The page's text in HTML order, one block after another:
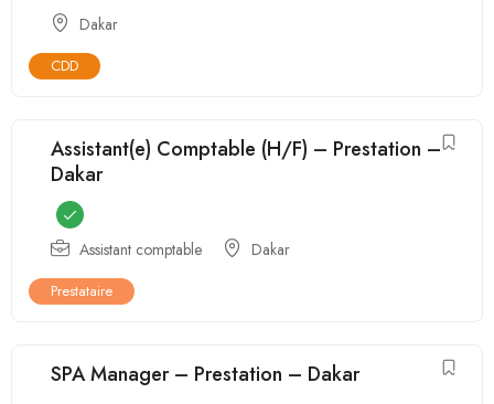
Dakar
CDD
Assistant(e) Comptable (H/F) – Prestation –
Dakar
Assistant comptable Dakar
Prestataire
SPA Manager – Prestation – Dakar